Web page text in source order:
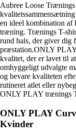
Aubree Loose
en ideel kombination af
træning. Trænings T-
rund hals, der giver dig
præstation.ONLY
kvalitet, der er lavet til
omhyggeligt udvalgte
og bevare kvaliteten
rutineret atlet eller
ONLY PLAY trænings
ONLY PLAY
Kvinder